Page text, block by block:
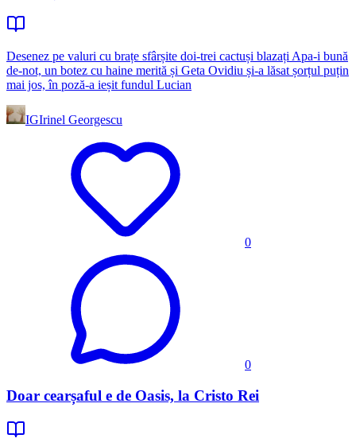
Desenez pe valuri cu brațe sfârșite doi-trei cactuși blazați Apa-i bună
de-not, un botez cu haine merită și Geta Ovidiu și-a lăsat șorțul puțin
mai jos, în poză-a ieșit fundul Lucian
IGIrinel Georgescu
0
0
Doar cearșaful e de Oasis, la Cristo Rei